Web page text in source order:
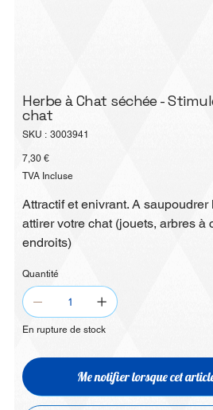
Herbe à Chat séchée -
chat
SKU : SKU
3003941
Prix
7,30 €
TVA Incluse
Attractif et enivrant. A
attirer votre chat (jouets, arbres à
endroits)
Quantité
En rupture de stock
Me notifier lorsque cet